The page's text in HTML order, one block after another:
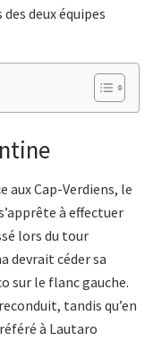
deux équipes
Cap-Verdiens, le
à effectuer
lors du tour
devrait céder sa
sur le flanc gauche.
tandis qu’en
à Lautaro